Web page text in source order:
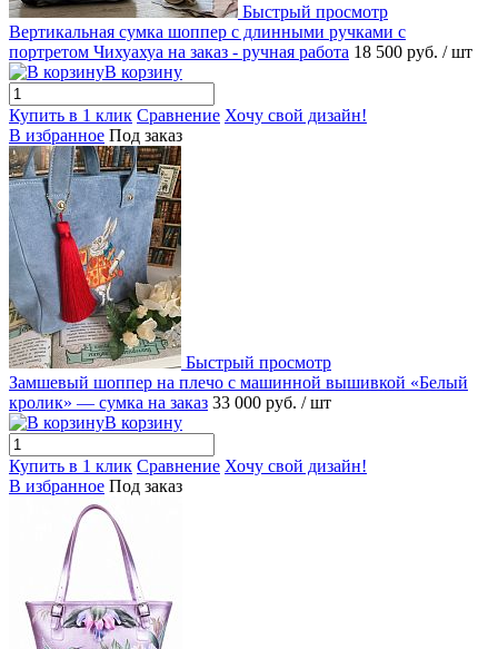
Быстрый просмотр
Вертикальная сумка шоппер с длинными ручками с
портретом Чихуахуа на заказ - ручная работа 18 500 руб. / шт
В корзину
Купить в 1 клик Сравнение Хочу свой дизайн!
В избранное Под заказ
Быстрый просмотр
Замшевый шоппер на плечо с машинной вышивкой «Белый
кролик» — сумка на заказ 33 000 руб. / шт
В корзину
Купить в 1 клик Сравнение Хочу свой дизайн!
В избранное Под заказ